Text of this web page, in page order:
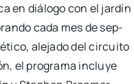
en diá­lo­go con el jar­dín
cada mes de sep­
ale­ja­do del cir­cui­to
el pro­gra­ma inclu­ye